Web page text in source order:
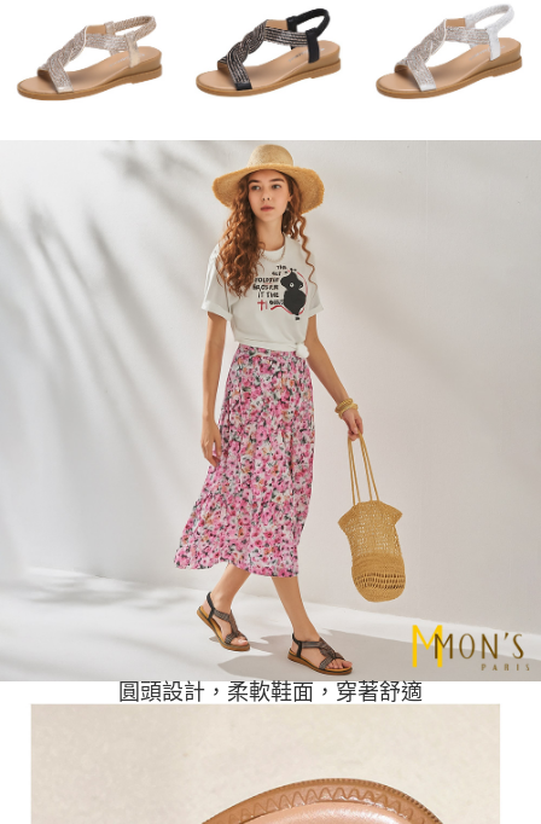
３．收到繳費通知簡訊後14天內，點擊此簡訊中的連結，可透過四大超商／
ATM／網路銀行／等多元方式進行付款，方視為交易完成。
※ 請注意：結帳手續完成當下不需立刻繳費，但若您需要取消訂單，請聯絡
購買商品的店家。未經商家同意取消之訂單仍視為有效，需透過AFTEE先享
後付繳納相關費用。
是否繳費成功／繳費後需取消欲退款等相關疑問，請聯繫「AFTEE先享後付
https://netprotections.freshdesk.com/support/home
【注意事項】
１．透過由恩沛科技股份有限公司提供之「AFTEE先享後付」服務完成之交
易，需依本服務之必要範圍內提供個人資料，並將交易相關給付款項請求債
權轉讓予恩沛科技股份有限公司。
２．關於個人資料處理事宜，請瀏覽以下網址：
https://aftee.tw/terms/#terms3
３．未成年的使用者請事先徵得法定代理人或監護人之同意方可使用
「AFTEE先享後付」，若未經同意申辦者引起之損失，本公司不負相關責
４．使用「AFTEE先享後付」時，將依據個別帳號之用戶狀況，依本公司即
時審查核予不同之上限額度；若仍有額度不足之情形，本公司將視審查結果
５．嚴禁一人註冊多個帳號或使用他人資訊註冊。若發現惡意使用之情形，
恩沛科技股份有限公司將有權停止該用戶之使用額度並採取法律行動。
付款後全家取貨
每筆NT$80，滿NT$1,000(含以上)免運費
7-11取貨付款
付款後7-11取貨
每筆NT$80，滿NT$1,000(含以上)免運費
宅配
每筆NT$100，滿NT$1,000(含以上)免運費
圓頭設計，柔軟鞋面，穿著舒適